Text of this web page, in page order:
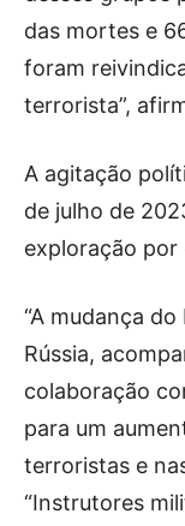
das mortes e
foram
terrorista”,
A agitação
de julho de
exploração por
“A mudança
Rússia,
colaboração
para um
terroristas e
“Instrutores